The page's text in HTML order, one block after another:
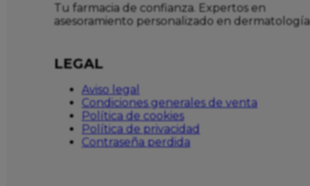
Tu farmacia de confianza. Expertos en
asesoramiento personalizado en dermatología
LEGAL
Aviso legal
Condiciones generales de venta
Política de cookies
Política de privacidad
Contraseña perdida